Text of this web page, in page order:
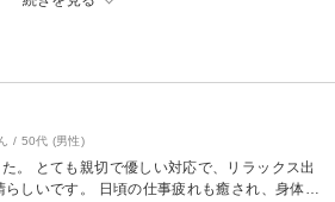
でお気軽にご連絡ください☆
/ 50代 (男性)
。 とても親切で優しい対応で、リラックス出
疲れも癒され、身体が